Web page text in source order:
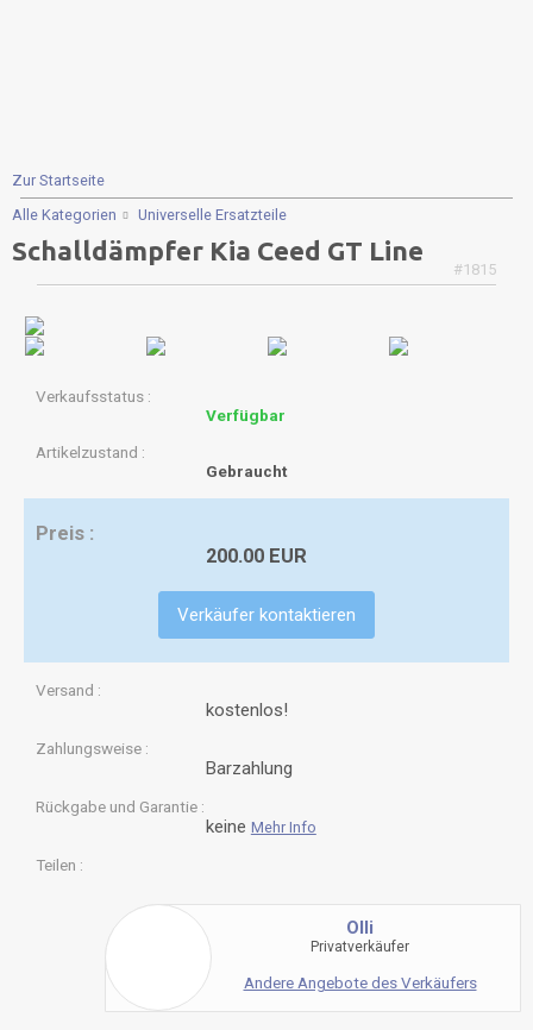
Zur Startseite
Alle Kategorien
Universelle Ersatzteile
Schalldämpfer Kia Ceed GT Line
#1815
Verkaufsstatus
Verfügbar
Artikelzustand
Gebraucht
Preis
200.00 EUR
Verkäufer kontaktieren
Versand
kostenlos!
Zahlungsweise
Barzahlung
Rückgabe und Garantie
keine Mehr Info
Teilen
Olli
Privatverkäufer
Andere Angebote des Verkäufers